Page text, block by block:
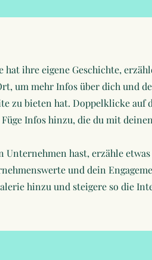
hat ihre eigene Geschichte,
um mehr Infos über dich und
zu bieten hat. Doppelklicke auf
Infos hinzu, die du mit
Unternehmen hast, erzähle
und dein
hinzu und steigere so die